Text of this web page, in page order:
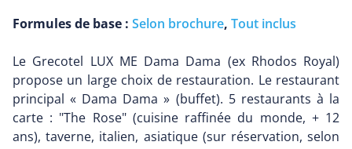
Formules de base : Selon brochure, Tout inclus
Le Grecotel LUX ME Dama Dama (ex Rhodos Royal)
propose un large choix de restauration. Le restaurant
principal « Dama Dama » (buffet). 5 restaurants à la
carte : "The Rose" (cuisine raffinée du monde, + 12
ans), taverne, italien, asiatique (sur réservation, selon